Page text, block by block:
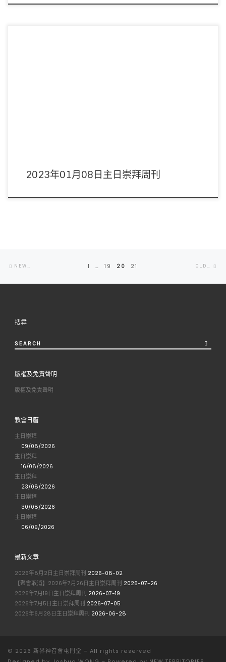
2023年01月08日主日崇拜周刊
Posts
Newer NEWER POSTS 1 … 19 20 21 OLDER POSTS
搜尋
SEARCH
版權及免責聲明
版權及免責聲明
教會日曆
主日崇拜
09/08/2026
主日崇拜
16/08/2026
主日崇拜
23/08/2026
主日崇拜
30/08/2026
主日崇拜
06/09/2026
最新文章
2026年8月2日主日崇拜周刊 2026-08-02
【聚會取消】2026年7月26日主日崇拜周刊 2026-07-26
2026年7月19日主日崇拜周刊 2026-07-19
2026年7月5日主日崇拜周刊 2026-07-05
2026年6月28日主日崇拜周刊 2026-06-28
© 2026 新界神召會屯門堂 – All rights reserved